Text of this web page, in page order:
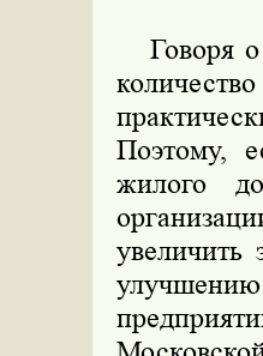
Говоря о
Поэтому,
жилого
увеличить